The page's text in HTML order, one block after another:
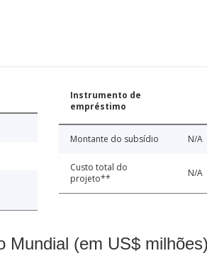
Instrumento de
empréstimo
Montante do subsídio N/A
Custo total do
projeto**
N/A
(em US$